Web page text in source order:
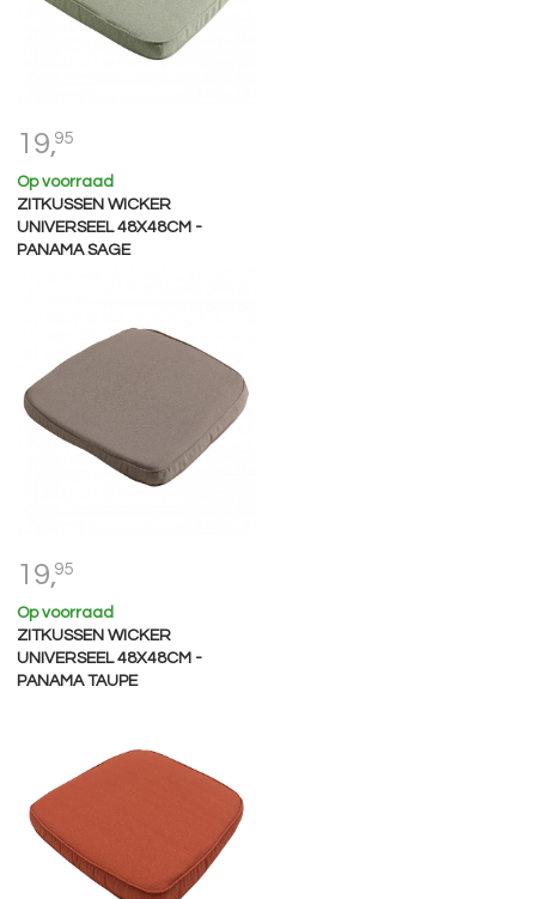
19,95
Op voorraad
ZITKUSSEN WICKER
UNIVERSEEL 48X48CM -
PANAMA SAGE
19,95
Op voorraad
ZITKUSSEN WICKER
UNIVERSEEL 48X48CM -
PANAMA TAUPE